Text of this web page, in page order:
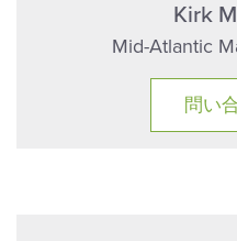
Kirk
Mid-Atlantic
問い